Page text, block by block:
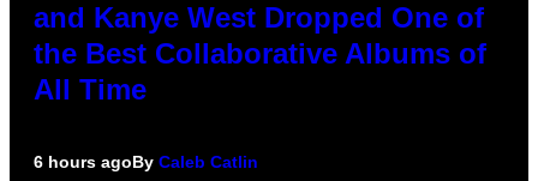
and Kanye West Dropped One of
the Best Collaborative Albums of
All Time
6 hours agoBy Caleb Catlin